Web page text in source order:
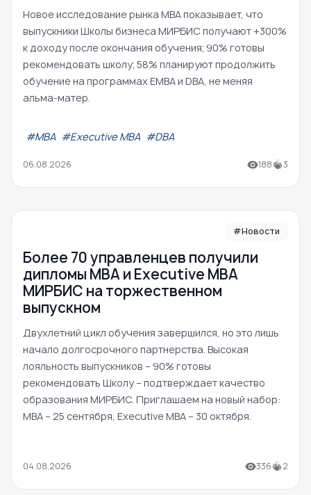
Новое исследование рынка MBA показывает, что
выпускники Школы бизнеса МИРБИС получают +300%
к доходу после окончания обучения; 90% готовы
рекомендовать школу; 58% планируют продолжить
обучение на программах EMBA и DBA, не меняя
альма-матер.
#МВА #Executive MBA #DBA
06.08.2026 188 3
#Новости
Более 70 управленцев получили
дипломы MBA и Executive MBA
МИРБИС на торжественном
выпускном
Двухлетний цикл обучения завершился, но это лишь
начало долгосрочного партнерства. Высокая
лояльность выпускников – 90% готовы
рекомендовать Школу – подтверждает качество
образования МИРБИС. Приглашаем на новый набор:
MBA – 25 сентября, Executive MBA – 30 октября.
04.08.2026 336 2